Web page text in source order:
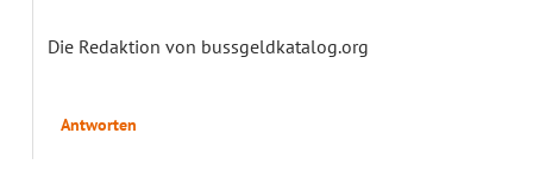
Die Redaktion von bussgeldkatalog.org
Antworten